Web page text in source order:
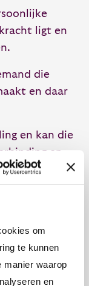
om
te kunnen
manier waarop
en
ligt en
die
en daar
en kan die
en